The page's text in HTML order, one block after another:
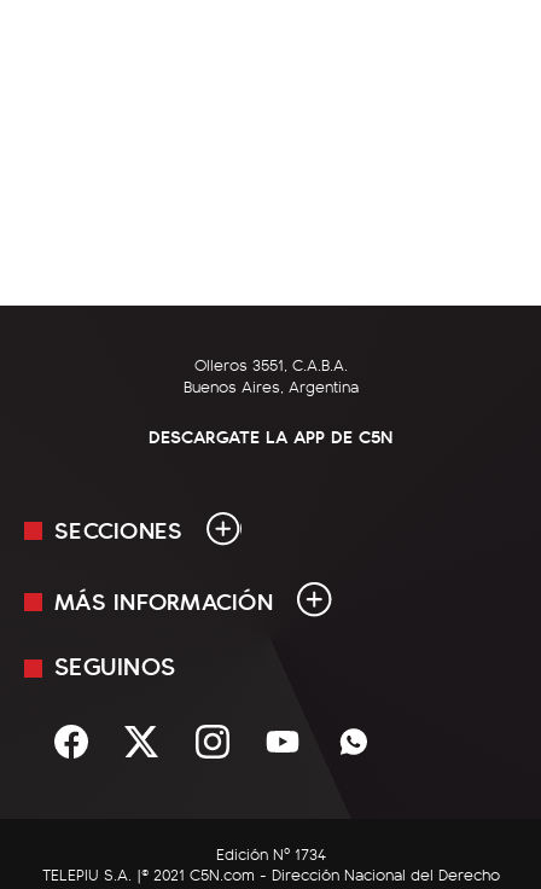
Olleros 3551, C.A.B.A.
Buenos Aires, Argentina
DESCARGATE LA APP DE C5N
SECCIONES
En Vivo
Sociedad
C5N Autos
MÁS INFORMACIÓN
Mediakit
Términos y condiciones
SEGUINOS
Edición Nº 1734
TELEPIU S.A. |© 2021 C5N.com - Dirección Nacional del Derecho